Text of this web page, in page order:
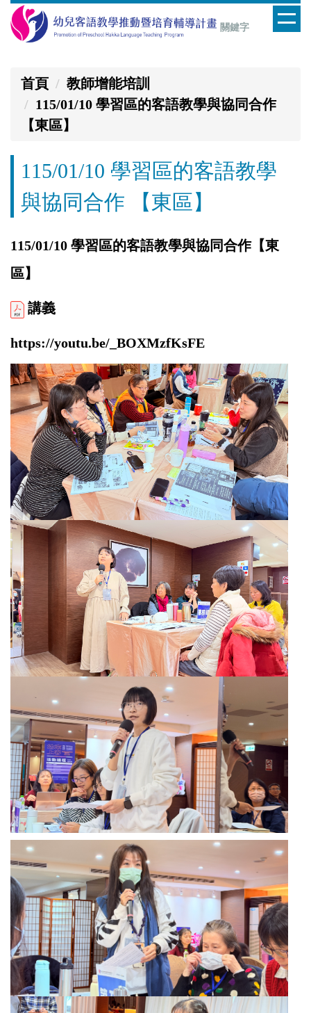
跳
到
首頁
教師增能培訓
115/01/10 學習區的客語教學與協同合作
【東區】
115/01/10 學習區的客語教學
與協同合作 【東區】
115/01/10 學習區的客語教學與協同合作【東
區】
講義
https://youtu.be/_BOXMzfKsFE